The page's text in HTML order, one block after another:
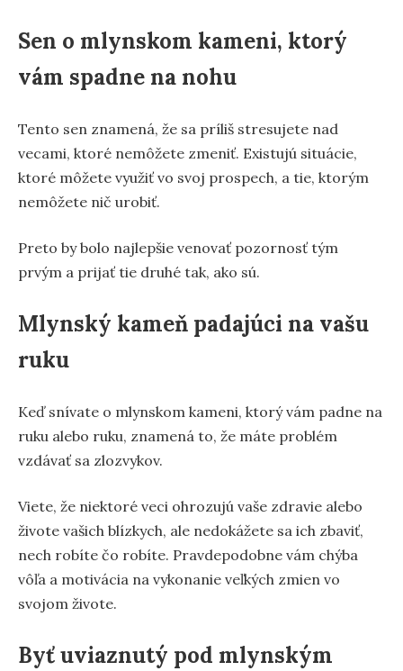
Sen o mlynskom kameni, ktorý
vám spadne na nohu
Tento sen znamená, že sa príliš stresujete nad
vecami, ktoré nemôžete zmeniť. Existujú situácie,
ktoré môžete využiť vo svoj prospech, a tie, ktorým
nemôžete nič urobiť.
Preto by bolo najlepšie venovať pozornosť tým
prvým a prijať tie druhé tak, ako sú.
Mlynský kameň padajúci na vašu
ruku
Keď snívate o mlynskom kameni, ktorý vám padne na
ruku alebo ruku, znamená to, že máte problém
vzdávať sa zlozvykov.
Viete, že niektoré veci ohrozujú vaše zdravie alebo
živote vašich blízkych, ale nedokážete sa ich zbaviť,
nech robíte čo robíte. Pravdepodobne vám chýba
vôľa a motivácia na vykonanie veľkých zmien vo
svojom živote.
Byť uviaznutý pod mlynským